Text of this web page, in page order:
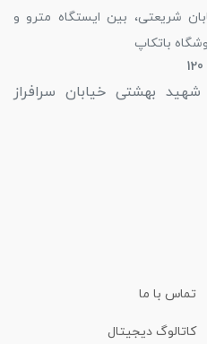
شریعتی، بین ایستگاه مترو و
باتکاپ
بهشتی خیابان سرافراز
تماس با ما
کاتالوگ دیجیتال